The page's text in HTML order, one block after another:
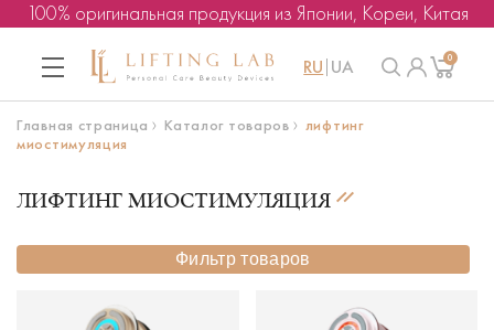
100% оригинальная продукция из Японии, Кореи, Китая
RU UA 0
Главная страница Каталог товаров
лифтинг
миостимуляция
ЛИФТИНГ МИОСТИМУЛЯЦИЯ
Фильтр товаров